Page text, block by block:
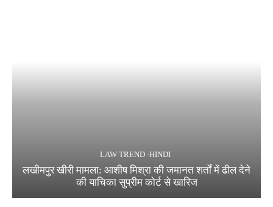
LAW TREND -HINDI
लखीमपुर खीरी मामला: आशीष मिश्रा की जमानत शर्तों में ढील देने
की याचिका सुप्रीम कोर्ट से खारिज